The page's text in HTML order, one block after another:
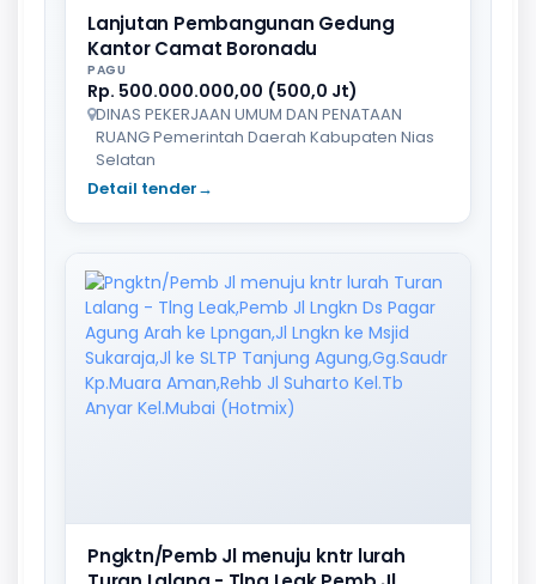
Lanjutan Pembangunan Gedung
Kantor Camat Boronadu
PAGU
Rp. 500.000.000,00 (500,0 Jt)
DINAS PEKERJAAN UMUM DAN PENATAAN
RUANG Pemerintah Daerah Kabupaten Nias
Selatan
Detail tender→
Pngktn/Pemb Jl menuju kntr lurah